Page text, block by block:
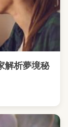
解析夢境秘